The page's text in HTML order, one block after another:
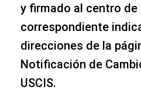
y firmado al centro de
correspondiente
direcciones de la
Notificación de
USCIS.